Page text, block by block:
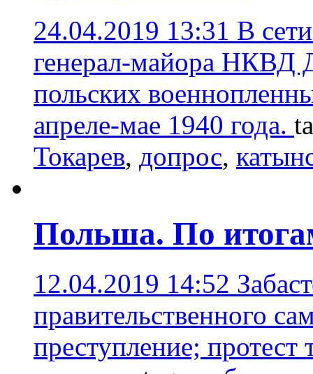
24.04.2019 13:31 В
генерал-майора НКВД
польских
апреле-мае 1940 года.
Токарев, допрос,
Польша. По
12.04.2019 14:52
правительственного
преступление; протест